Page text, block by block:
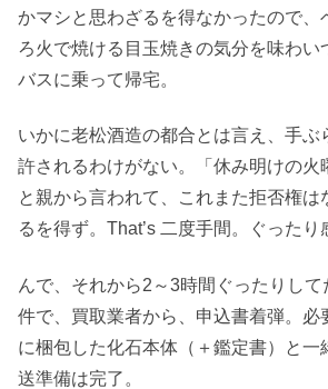
かマシと思わざるを得なかったので、
ろ火で焼ける目玉焼きの気分を味わい
バスに乗って帰宅。
いかに老松酒造の都合とは言え、手ぶ
許されるわけがない。「休み明けの火
と親から言われて、これまた拒否権は
るを得ず。That’s 二度手間。ぐったり
んで、それから2～3時間ぐったりし
件で、買取業者から、申込書着弾。必
に梱包した化石本体（＋鑑定書）と一
送準備は完了。